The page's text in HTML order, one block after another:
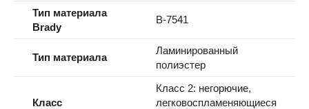
Тип материала
Brady
B-7541
Тип материала
Ламинированный
полиэстер
Класс
Класс 2: негорючие,
легковоспламеняющиеся